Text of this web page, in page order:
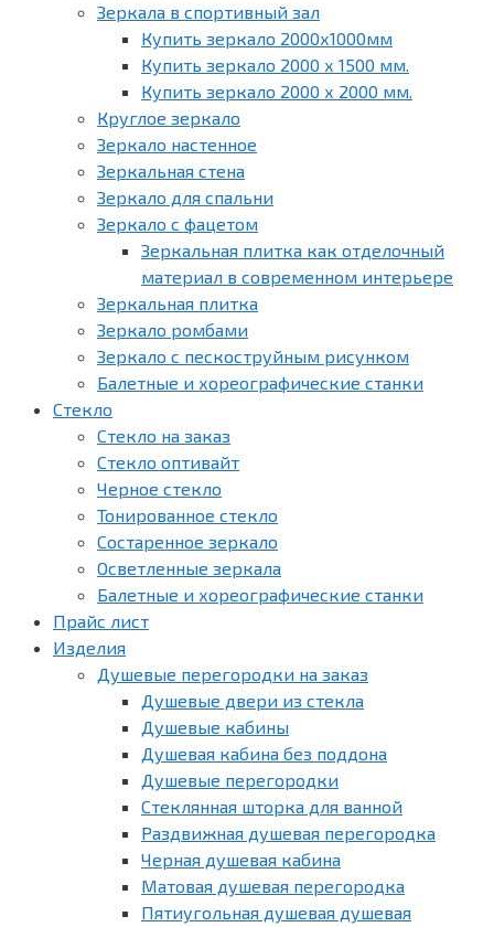
Зеркала в спортивный зал
Купить зеркало 2000х1000мм
Купить зеркало 2000 х 1500 мм.
Купить зеркало 2000 х 2000 мм.
Круглое зеркало
Зеркало настенное
Зеркальная стена
Зеркало для спальни
Зеркало с фацетом
Зеркальная плитка как отделочный
материал в современном интерьере
Зеркальная плитка
Зеркало ромбами
Зеркало с пескоструйным рисунком
Балетные и хореографические станки
Стекло
Стекло на заказ
Стекло оптивайт
Черное стекло
Тонированное стекло
Состаренное зеркало
Осветленные зеркала
Балетные и хореографические станки
Прайс лист
Изделия
Душевые перегородки на заказ
Душевые двери из стекла
Душевые кабины
Душевая кабина без поддона
Душевые перегородки
Стеклянная шторка для ванной
Раздвижная душевая перегородка
Черная душевая кабина
Матовая душевая перегородка
Пятиугольная душевая душевая